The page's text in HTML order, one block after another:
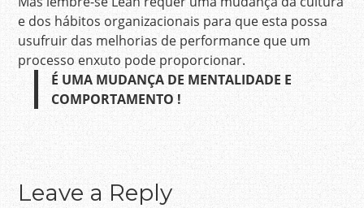
e dos hábitos organizacionais para que esta possa
usufruir das melhorias de performance que um
processo enxuto pode proporcionar.
É UMA MUDANÇA DE MENTALIDADE E
COMPORTAMENTO !
Leave a Reply